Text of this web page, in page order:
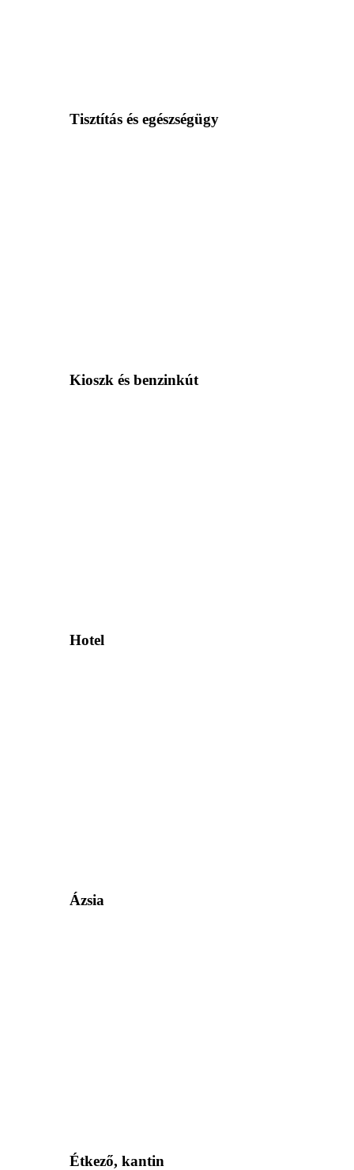
Tisztítás és egészségügy
Kioszk és benzinkút
Hotel
Ázsia
Étkező, kantin